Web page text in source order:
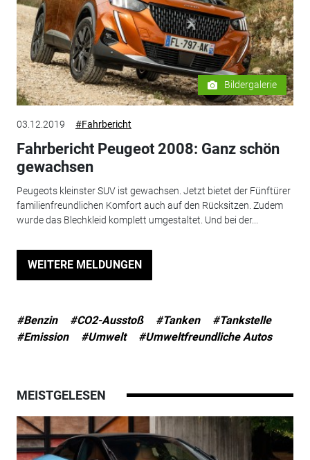
Bildergalerie
03.12.2019 #Fahrbericht
Fahrbericht Peugeot 2008: Ganz schön
gewachsen
Peugeots kleinster SUV ist gewachsen. Jetzt bietet der Fünftürer
familienfreundlichen Komfort auch auf den Rücksitzen. Zudem
wurde das Blechkleid komplett umgestaltet. Und bei der...
WEITERE MELDUNGEN
#Benzin #CO2-Ausstoß #Tanken
#Tankstelle
#Emission
#Umwelt #Umweltfreundliche Autos
MEISTGELESEN